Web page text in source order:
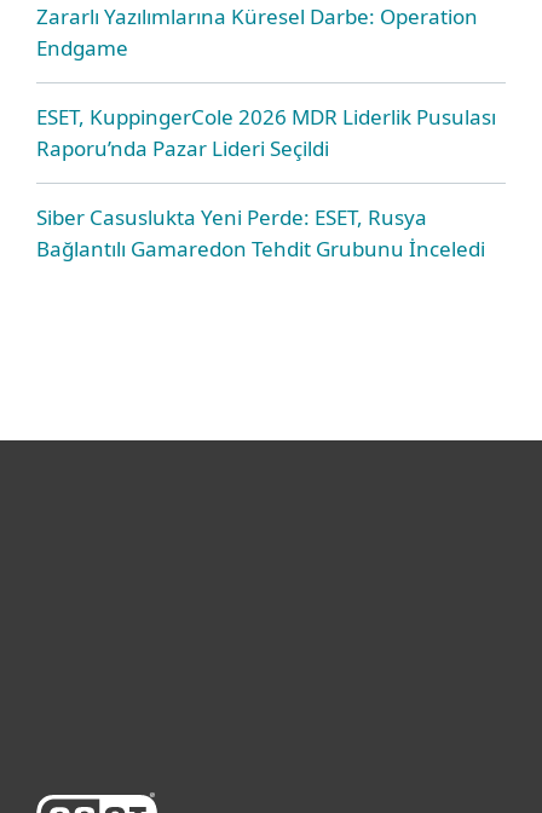
Zararlı Yazılımlarına Küresel Darbe: Operation
Endgame
ESET, KuppingerCole 2026 MDR Liderlik Pusulası
Raporu’nda Pazar Lideri Seçildi
Siber Casuslukta Yeni Perde: ESET, Rusya
Bağlantılı Gamaredon Tehdit Grubunu İnceledi